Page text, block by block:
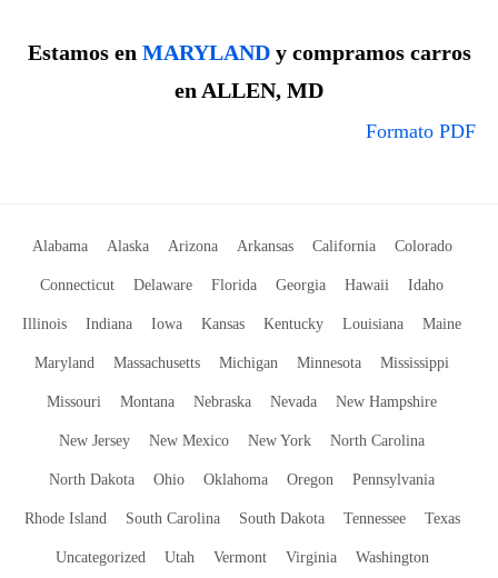
Estamos en MARYLANDy compramos carros
en ALLEN, MD
Formato PDF
Alabama Alaska Arizona Arkansas California Colorado
Connecticut Delaware Florida Georgia Hawaii Idaho
Illinois Indiana Iowa Kansas Kentucky Louisiana Maine
Maryland Massachusetts Michigan Minnesota Mississippi
Missouri Montana Nebraska Nevada New Hampshire
New Jersey New Mexico New York North Carolina
North Dakota Ohio Oklahoma Oregon Pennsylvania
Rhode Island South Carolina South Dakota Tennessee Texas
Uncategorized Utah Vermont Virginia Washington